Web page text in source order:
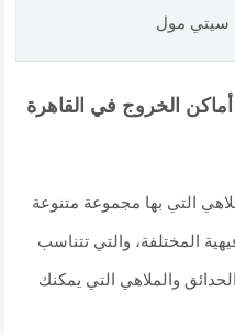
سيتي مول
الخروج في القاهرة
التي بها مجموعة متنوعة
المختلفة، والتي تتناسب
والملاهي التي يمكنك